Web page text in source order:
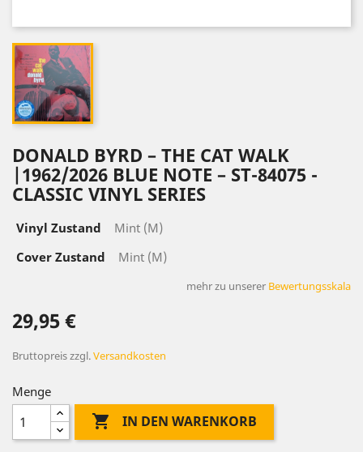
DONALD BYRD – THE CAT WALK
|1962/2026 BLUE NOTE – ST-84075 -
CLASSIC VINYL SERIES
Vinyl Zustand
Mint (M)
Cover Zustand
Mint (M)
mehr zu unserer Bewertungsskala
29,95 €
Bruttopreiszzgl.Versandkosten
Menge
 IN DEN WARENKORB